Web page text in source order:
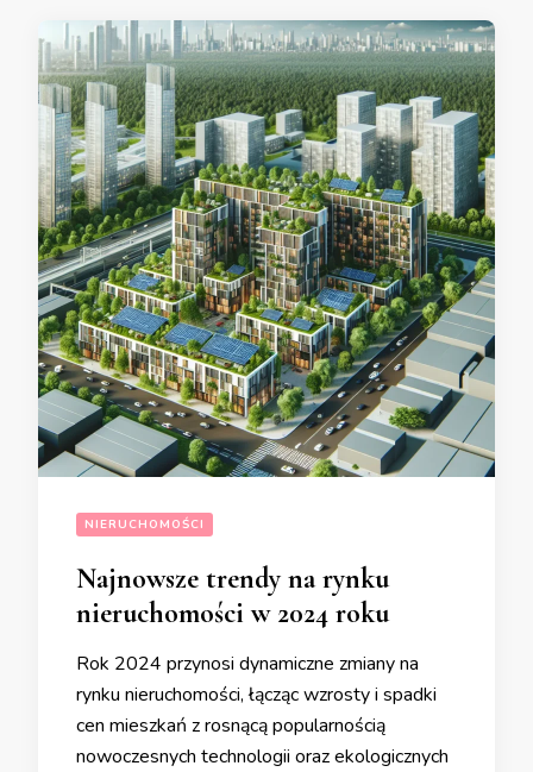
NIERUCHOMOŚCI
Najnowsze trendy na rynku
nieruchomości w 2024 roku
Rok 2024 przynosi dynamiczne zmiany na
rynku nieruchomości, łącząc wzrosty i spadki
cen mieszkań z rosnącą popularnością
nowoczesnych technologii oraz ekologicznych